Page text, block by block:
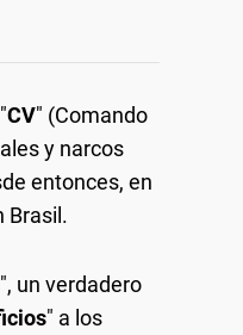
CV" (Comando
y narcos
entonces, en
Brasil.
un verdadero
" a los